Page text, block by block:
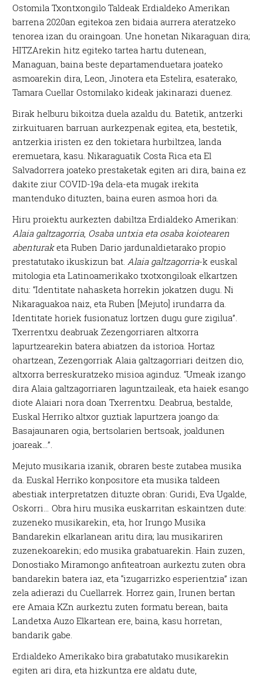
Ostomila Txontxongilo Taldeak Erdialdeko Amerikan
barrena 2020an egitekoa zen bidaia aurrera ateratzeko
tenorea izan du oraingoan. Une honetan Nikaraguan dira;
HITZArekin hitz egiteko tartea hartu dutenean,
Managuan, baina beste departamenduetara joateko
asmoarekin dira, Leon, Jinotera eta Estelira, esaterako,
Tamara Cuellar Ostomilako kideak jakinarazi duenez.
Birak helburu bikoitza duela azaldu du. Batetik, antzerki
zirkuituaren barruan aurkezpenak egitea, eta, bestetik,
antzerkia iristen ez den tokietara hurbiltzea, landa
eremuetara, kasu. Nikaraguatik Costa Rica eta El
Salvadorrera joateko prestaketak egiten ari dira, baina ez
dakite ziur COVID-19a dela-eta mugak irekita
mantenduko dituzten, baina euren asmoa hori da.
Hiru proiektu aurkezten dabiltza Erdialdeko Amerikan:
Alaia galtzagorria, Osaba untxia eta osaba koiotearen
abenturaketa Ruben Dario jardunaldietarako propio
prestatutako ikuskizun bat. Alaia galtzagorria-k euskal
mitologia eta Latinoamerikako txotxongiloak elkartzen
ditu: “Identitate nahasketa horrekin jokatzen dugu. Ni
Nikaraguakoa naiz, eta Ruben [Mejuto] irundarra da.
Identitate horiek fusionatuz lortzen dugu gure zigilua”.
Txerrentxu deabruak Zezengorriaren altxorra
lapurtzearekin batera abiatzen da istorioa. Hortaz
ohartzean, Zezengorriak Alaia galtzagorriari deitzen dio,
altxorra berreskuratzeko misioa aginduz. “Umeak izango
dira Alaia galtzagorriaren laguntzaileak, eta haiek esango
diote Alaiari nora doan Txerrentxu. Deabrua, bestalde,
Euskal Herriko altxor guztiak lapurtzera joango da:
Basajaunaren ogia, bertsolarien bertsoak, joaldunen
joareak…”.
Mejuto musikaria izanik, obraren beste zutabea musika
da. Euskal Herriko konpositore eta musika taldeen
abestiak interpretatzen dituzte obran: Guridi, Eva Ugalde,
Oskorri… Obra hiru musika euskarritan eskaintzen dute:
zuzeneko musikarekin, eta, hor Irungo Musika
Bandarekin elkarlanean aritu dira; lau musikariren
zuzenekoarekin; edo musika grabatuarekin. Hain zuzen,
Donostiako Miramongo anfiteatroan aurkeztu zuten obra
bandarekin batera iaz, eta “izugarrizko esperientzia” izan
zela adierazi du Cuellarrek. Horrez gain, Irunen bertan
ere Amaia KZn aurkeztu zuten formatu berean, baita
Landetxa Auzo Elkartean ere, baina, kasu horretan,
bandarik gabe.
Erdialdeko Amerikako bira grabatutako musikarekin
egiten ari dira, eta hizkuntza ere aldatu dute,